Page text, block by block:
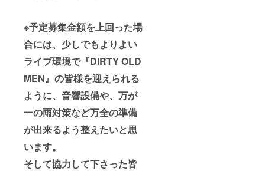
※予定募集金額を上回った場
合には、少しでもよりよい
ライブ環境で『DIRTY OLD
MEN』の皆様を迎えられる
ように、音響設備や、万が
一の雨対策など万全の準備
が出来るよう整えたいと思
います。
そして協力して下さった皆